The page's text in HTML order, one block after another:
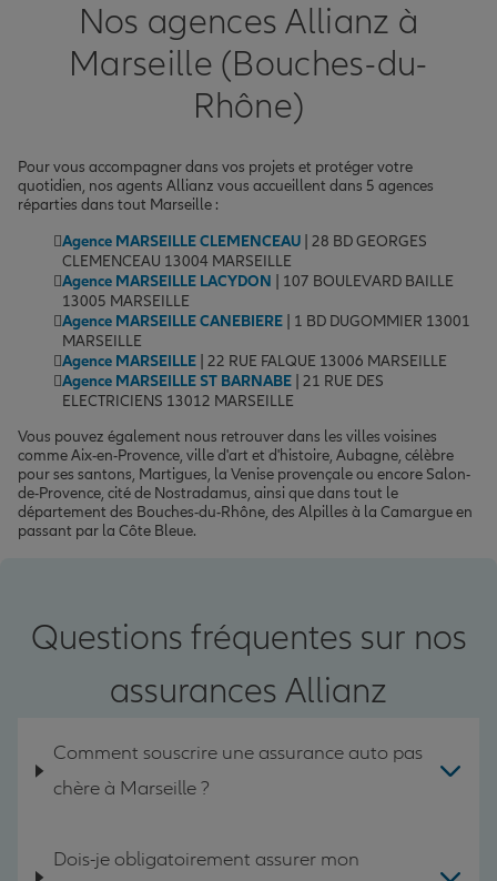
Nos agences Allianz à
Marseille (Bouches-du-
Rhône)
Pour vous accompagner dans vos projets et protéger votre
quotidien, nos agents Allianz vous accueillent dans 5 agences
réparties dans tout Marseille :
Agence MARSEILLE CLEMENCEAU | 28 BD GEORGES
CLEMENCEAU 13004 MARSEILLE
Agence MARSEILLE LACYDON | 107 BOULEVARD BAILLE
13005 MARSEILLE
Agence MARSEILLE CANEBIERE | 1 BD DUGOMMIER 13001
MARSEILLE
Agence MARSEILLE | 22 RUE FALQUE 13006 MARSEILLE
Agence MARSEILLE ST BARNABE | 21 RUE DES
ELECTRICIENS 13012 MARSEILLE
Vous pouvez également nous retrouver dans les villes voisines
comme Aix-en-Provence, ville d'art et d'histoire, Aubagne, célèbre
pour ses santons, Martigues, la Venise provençale ou encore Salon-
de-Provence, cité de Nostradamus, ainsi que dans tout le
département des Bouches-du-Rhône, des Alpilles à la Camargue en
passant par la Côte Bleue.
Questions fréquentes sur nos
assurances Allianz
Comment souscrire une assurance auto pas
chère à Marseille ?
Dois-je obligatoirement assurer mon